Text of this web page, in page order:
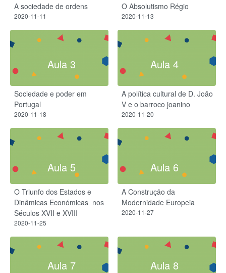
A sociedade de ordens
2020-11-11
O Absolutismo Régio​
2020-11-13
Aula 3
Sociedade e poder em
Portugal
2020-11-18
Aula 4
A política cultural de D. João
V e o barroco joanino
2020-11-20
Aula 5
O Triunfo dos Estados e
Dinâmicas Económicas ​ nos
Séculos XVII e XVIII
2020-11-25
Aula 6
A Construção da
Modernidade Europeia
2020-11-27
Aula 7 Aula 8